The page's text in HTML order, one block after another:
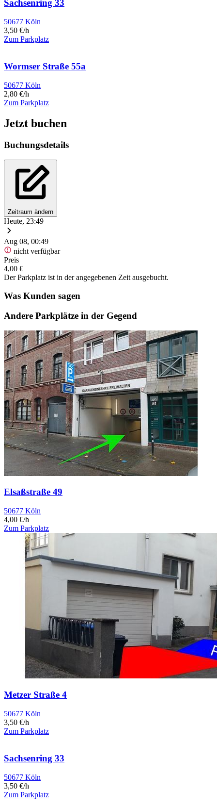
Sachsenring 33
50677 Köln
3,50 €/h
Zum Parkplatz
Wormser Straße 55a
50677 Köln
2,80 €/h
Zum Parkplatz
Jetzt buchen
Buchungsdetails
Zeitraum ändern
Heute, 23:49
Aug 08, 00:49
nicht verfügbar
Preis
4,00 €
Der Parkplatz ist in der angegebenen Zeit ausgebucht.
Was Kunden sagen
Andere Parkplätze in der Gegend
Elsaßstraße 49
50677 Köln
4,00 €/h
Zum Parkplatz
Metzer Straße 4
50677 Köln
3,50 €/h
Zum Parkplatz
Sachsenring 33
50677 Köln
3,50 €/h
Zum Parkplatz